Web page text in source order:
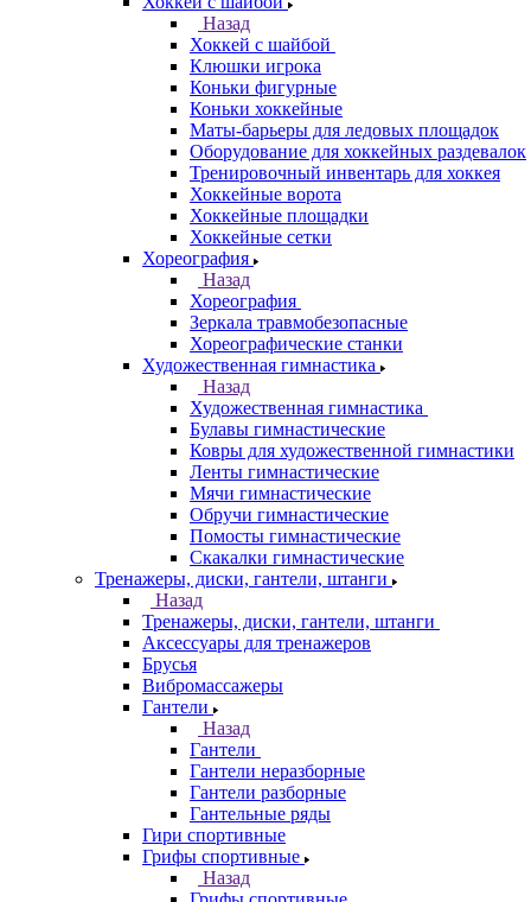
Назад
Хоккей с шайбой
Клюшки игрока
Коньки фигурные
Коньки хоккейные
Маты-барьеры для ледовых площадок
Оборудование для хоккейных раздевалок
Тренировочный инвентарь для хоккея
Хоккейные ворота
Хоккейные площадки
Хоккейные сетки
Хореография
Назад
Хореография
Зеркала травмобезопасные
Хореографические станки
Художественная гимнастика
Назад
Художественная гимнастика
Булавы гимнастические
Ковры для художественной гимнастики
Ленты гимнастические
Мячи гимнастические
Обручи гимнастические
Помосты гимнастические
Скакалки гимнастические
Тренажеры, диски, гантели, штанги
Назад
Тренажеры, диски, гантели, штанги
Аксессуары для тренажеров
Брусья
Вибромассажеры
Гантели
Назад
Гантели
Гантели неразборные
Гантели разборные
Гантельные ряды
Гири спортивные
Грифы спортивные
Назад